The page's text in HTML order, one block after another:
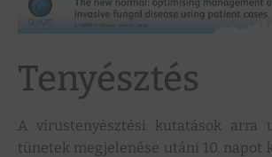
Tenyésztés
A vírustenyésztési kutatások arra
tünetek megjelenése utáni 10. napot